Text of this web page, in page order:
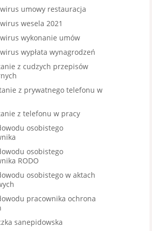
umowy restauracja
wesela 2021
wykonanie umów
wypłata wynagrodzeń
z cudzych przepisów
z prywatnego telefonu w
z telefonu w pracy
osobistego
osobistego
RODO
osobistego w aktach
pracownika ochrona
sanepidowska